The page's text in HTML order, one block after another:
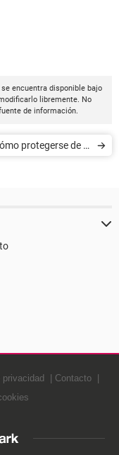
encuentra disponible bajo
libremente. No
de información.
protegerse de la
Contacto